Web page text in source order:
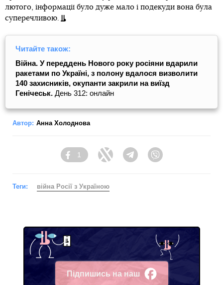
лютого, інформації було дуже мало і подекуди вона була
суперечливою.
Читайте також:
Війна. У переддень Нового року росіяни вдарили
ракетами по Україні, з полону вдалося визволити
140 захисників, окупанти закрили на виїзд
Генічеськ. День 312: онлайн
Автор: Анна Холоднова
Facebook
1
Twitter Telegram
Теги: війна Росії з Україною
Підпишись на наш
Facebook